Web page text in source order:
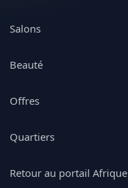
Salons
Beauté
Offres
Quartiers
Retour au portail Afrique